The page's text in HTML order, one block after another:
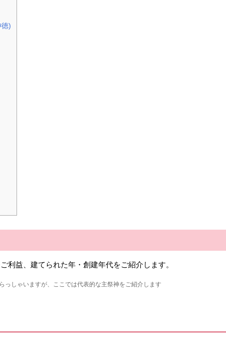
)
利益、建てられた年・創建年代をご紹介します。
しゃいますが、ここでは代表的な主祭神をご紹介します